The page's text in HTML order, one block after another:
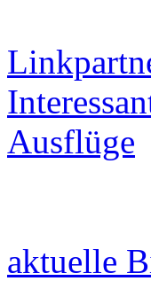
Ausflüge
aktuelle